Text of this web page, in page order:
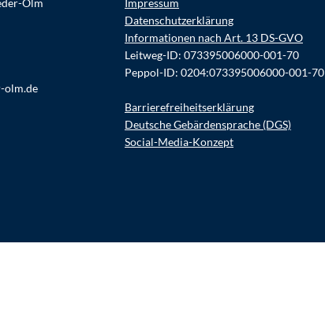
Olm
olm.de
Impressum
Datenschutzerklärung
Informationen nach Art. 13 DS-GVO
Leitweg-ID: 073395006000-001-70
Peppol-ID: 0204:073395006000-001-70
Barrierefreiheitserklärung
Deutsche Gebärdensprache (DGS)
Social-Media-Konzept